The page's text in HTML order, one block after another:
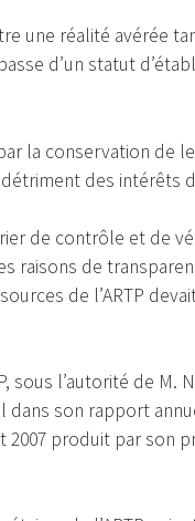
une réalité avérée
d’un statut
la conservation de
des intérêts
de contrôle et de
raisons de
de l’ARTP
sous l’autorité de M.
dans son rapport
2007 produit par son